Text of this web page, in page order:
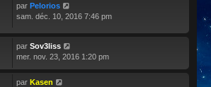
par Pelorios
sam. déc. 10, 2016 7:46 pm
par Sov3liss
mer. nov. 23, 2016 1:20 pm
par Kasen